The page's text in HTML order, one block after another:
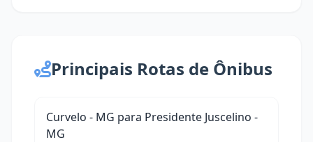
Principais Rotas de Ônibus
Curvelo - MG para Presidente Juscelino -
MG